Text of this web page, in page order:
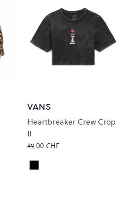
VANS
Heartbreaker Crew Crop
II
49,00 CHF
Colour
Black